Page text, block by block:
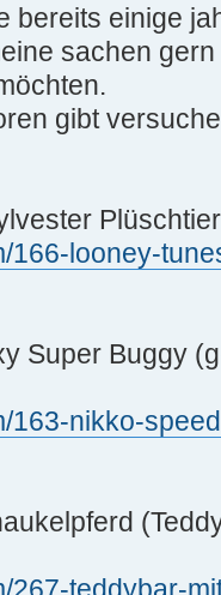
bereits einige
sachen
gibt
166-looney-
Super Buggy
163-nikko-
267-teddybar-